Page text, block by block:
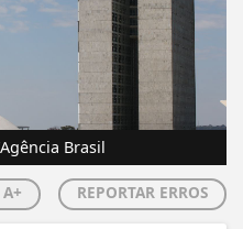
Brasil
A+ REPORTAR ERROS